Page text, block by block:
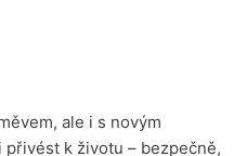
ale i s novým
přivést k životu – bezpečně,